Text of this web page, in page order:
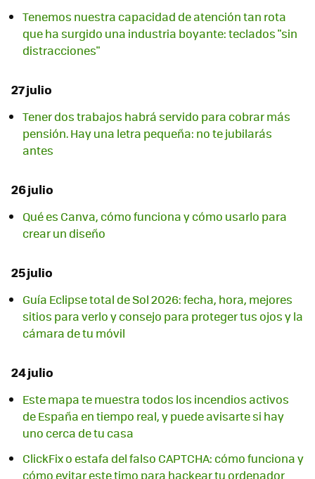
Tenemos nuestra capacidad de atención tan rota
que ha surgido una industria boyante: teclados "sin
distracciones"
27 julio
Tener dos trabajos habrá servido para cobrar más
pensión. Hay una letra pequeña: no te jubilarás
antes
26 julio
Qué es Canva, cómo funciona y cómo usarlo para
crear un diseño
25 julio
Guía Eclipse total de Sol 2026: fecha, hora, mejores
sitios para verlo y consejo para proteger tus ojos y la
cámara de tu móvil
24 julio
Este mapa te muestra todos los incendios activos
de España en tiempo real, y puede avisarte si hay
uno cerca de tu casa
ClickFix o estafa del falso CAPTCHA: cómo funciona y
cómo evitar este timo para hackear tu ordenador